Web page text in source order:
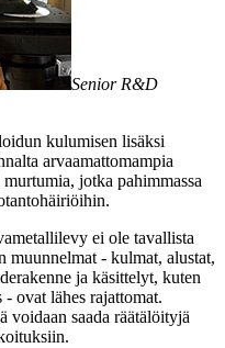
Senior R&D
kulumisen lisäksi
arvaamattomampia
jotka pahimmassa
ei ole tavallista
muunnelmat - kulmat, alustat,
ja käsittelyt, kuten
ovat lähes rajattomat.
voidaan saada räätälöityjä